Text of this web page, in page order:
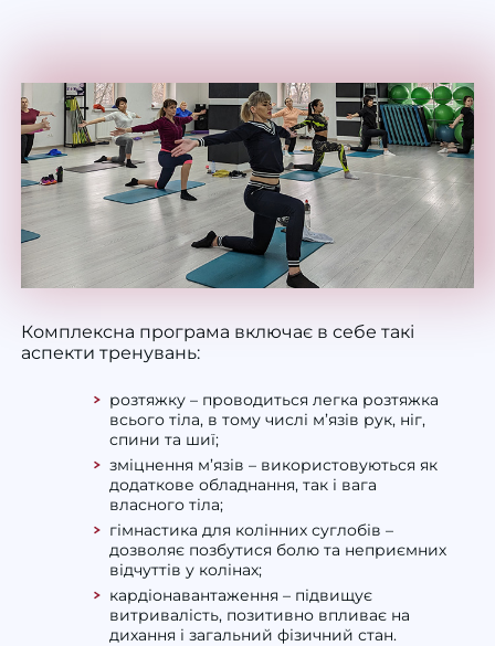
Комплексна програма включає в себе такі
аспекти тренувань:
розтяжку – проводиться легка розтяжка
всього тіла, в тому числі м’язів рук, ніг,
спини та шиї;
зміцнення м’язів – використовуються як
додаткове обладнання, так і вага
власного тіла;
гімнастика для колінних суглобів –
дозволяє позбутися болю та неприємних
відчуттів у колінах;
кардіонавантаження – підвищує
витривалість, позитивно впливає на
дихання і загальний фізичний стан.